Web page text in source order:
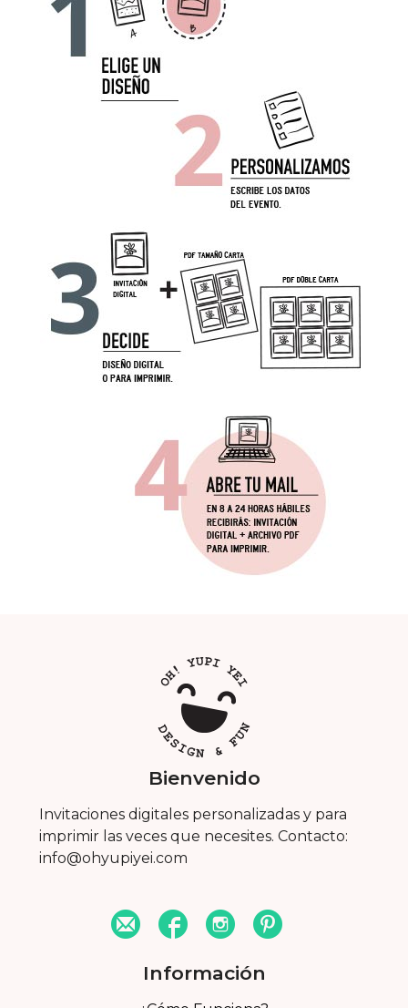
Bienvenido
Invitaciones digitales personalizadas y para
imprimir las veces que necesites. Contacto:
info@ohyupiyei.com
Información